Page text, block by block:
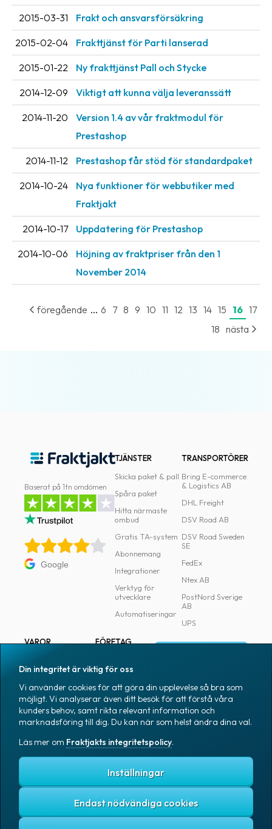
2015-03-31 Frakt och ansvarsförsäkring
2015-02-04 Frakttjänst för Parti lanserad
2015-01-22 Ny frakttjänst Pall och Stycke
2014-12-09 Viktigt att kunna välja leveranssätt
2014-11-20
Version 1.4 av vår fraktmodul för
Prestashop
2014-11-12 Prestashop får stöd för standardpaket
2014-10-24
Nya funktioner för webbutiker med
Fraktjakt
2014-10-17 Uppdatering för Prestashop
2014-10-06
Höjning av fraktpriser från den 1
November 2014
föregående ... 6 7 8 9 10 11 12 13 14 15 16 17
18 nästa
Baserat på 1tn omdömen
Google
TJÄNSTER
Skicka paket & pall
Spåra paket
Hitta närmaste
ombud
Gratis TA-system
Abonnemang
Integrationer
Verktyg för
utvecklare
Automatiseringar
TRANSPORTÖRER
Bring E-commerce
& Logistics AB
DHL Freight
DSV Road AB
DSV Road Sweden
SE
FedEx
Ntex AB
PostNord Sverige
AB
UPS
VAROR
Märkning
Emballage
Emballagetillbehör
Kontorsvaror
FÖRETAG
Pressrum
Medarbetare
Jobb & karriär
Nyhetsarkiv
Blogg
Skapa konto
Fraktjakts integritetspolicy
Allmänna villkor
Din integritet är viktig för oss
Vi använder cookies för att göra din upplevelse så bra som
möjligt. Vi analyserar även ditt besök för att förstå våra
kunders behov, samt rikta relevant information och
marknadsföring till dig. Du kan när som helst ändra dina val.
Läs mer om Fraktjakts integritetspolicy.
Inställningar
Endast nödvändiga cookies